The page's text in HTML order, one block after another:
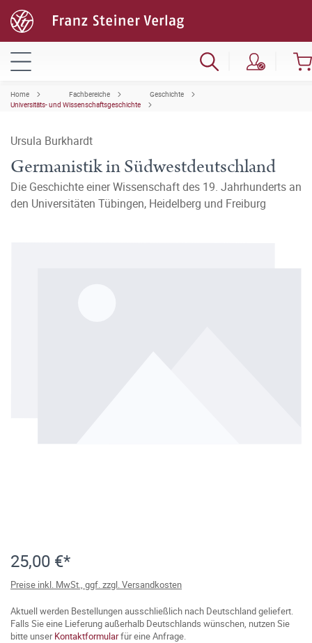
Home Fachbereiche
Geschichte
Universitäts- und Wissenschaftsgeschichte
Ursula Burkhardt
Germanistik in Südwestdeutschland
Die Geschichte einer Wissenschaft des 19. Jahrhunderts an
den Universitäten Tübingen, Heidelberg und Freiburg
25,00 €*
Preise inkl. MwSt., ggf. zzgl. Versandkosten
Aktuell werden Bestellungen ausschließlich nach Deutschland geliefert.
Falls Sie eine Lieferung außerhalb Deutschlands wünschen, nutzen Sie
bitte unserKontaktformularfür eine Anfrage.